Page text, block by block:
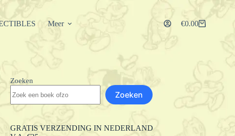
Meer Winkelwagen
€0.00
Zoeken
Zoeken
GRATIS VERZENDING IN NEDERLAND